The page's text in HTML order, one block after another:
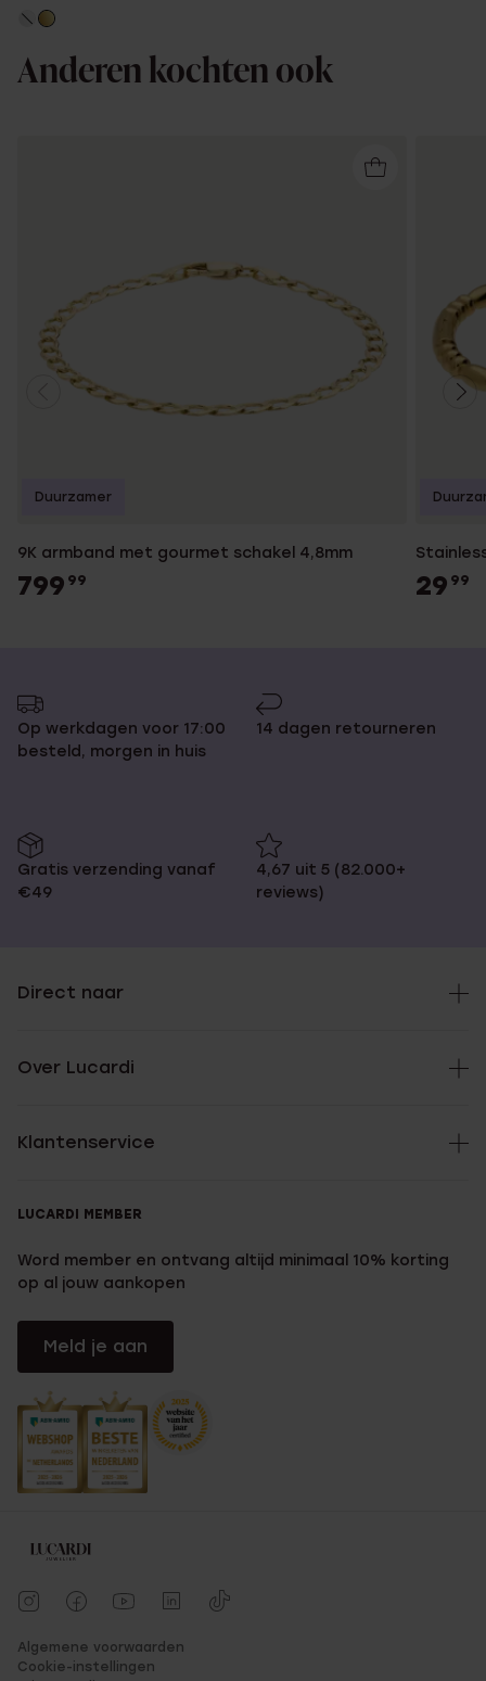
Anderen kochten ook
9K armband met gourmet schakel 4,8mm
799 99
Duurzamer
29 99
Op werkdagen voor 17:00
besteld, morgen in huis
14 dagen retourneren
Gratis verzending vanaf
€49
4,67 uit 5 (82.000+
reviews)
Direct naar
Over Lucardi
Klantenservice
LUCARDI MEMBER
Word member en ontvang altijd minimaal 10% korting
op al jouw aankopen
Meld je aan
Algemene voorwaarden
Cookie-instellingen